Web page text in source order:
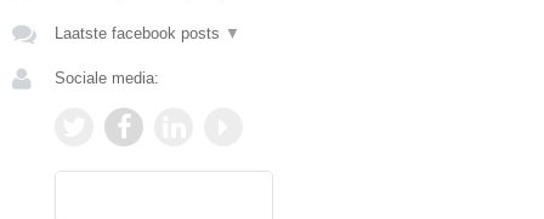
Laatste facebook posts ▼
Sociale media: